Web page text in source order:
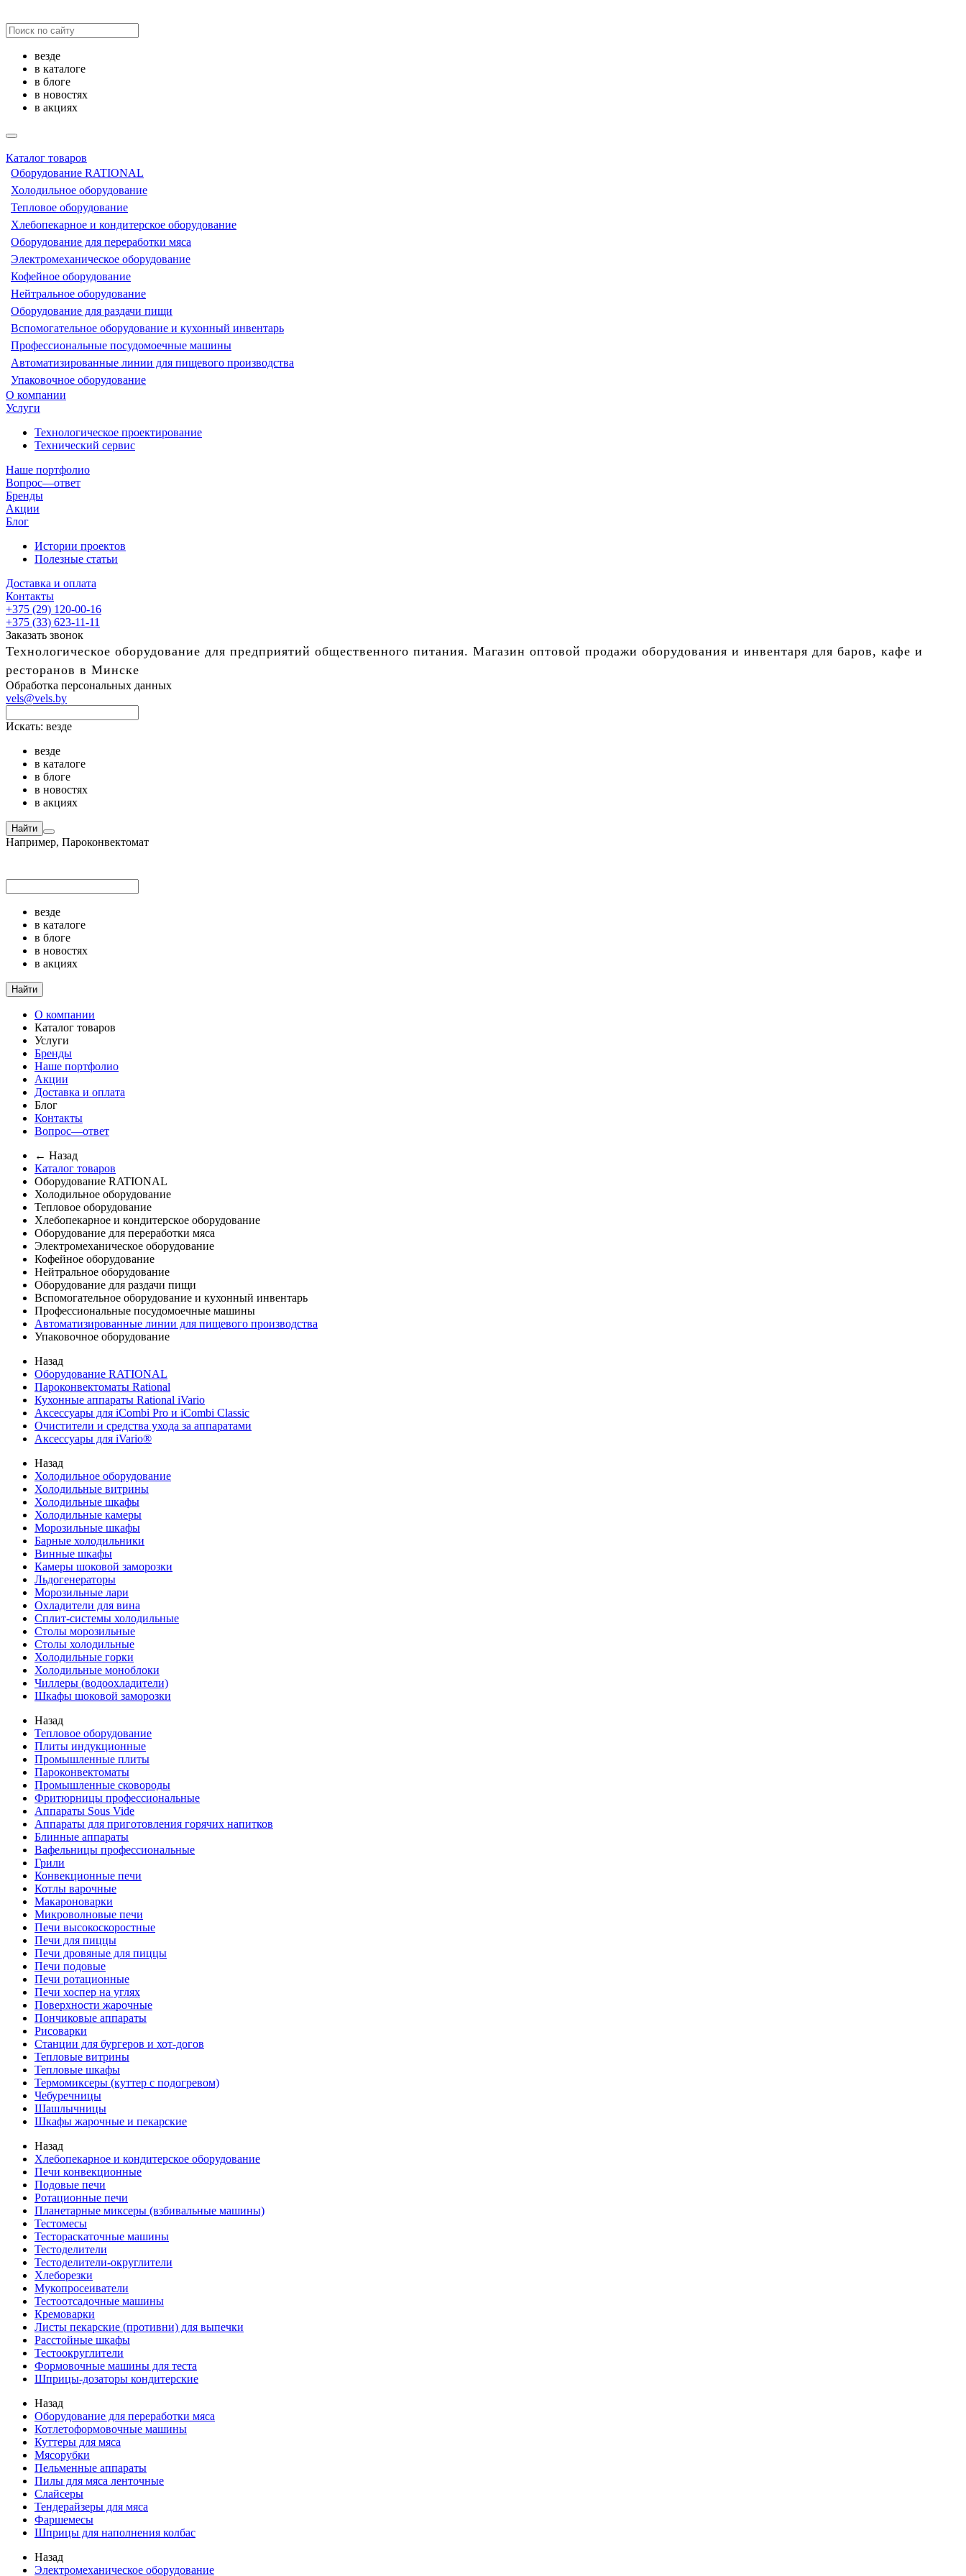
везде
в каталоге
в блоге
в новостях
в акциях
Каталог товаров
Оборудование RATIONAL
Холодильное оборудование
Тепловое оборудование
Хлебопекарное и кондитерское оборудование
Оборудование для переработки мяса
Электромеханическое оборудование
Кофейное оборудование
Нейтральное оборудование
Оборудование для раздачи пищи
Вспомогательное оборудование и кухонный инвентарь
Профессиональные посудомоечные машины
Автоматизированные линии для пищевого производства
Упаковочное оборудование
О компании
Услуги
Технологическое проектирование
Технический сервис
Наше портфолио
Вопрос—ответ
Бренды
Акции
Блог
Истории проектов
Полезные статьи
Доставка и оплата
Контакты
+375 (29) 120-00-16
+375 (33) 623-11-11
Заказать звонок
Технологическое оборудование для предприятий общественного питания. Магазин оптовой продажи оборудования и инвентаря для баров, кафе и
ресторанов в Минске
Обработка персональных данных
vels@vels.by
Искать: везде
везде
в каталоге
в блоге
в новостях
в акциях
Найти
Например, Пароконвектомат
везде
в каталоге
в блоге
в новостях
в акциях
Найти
О компании
Каталог товаров
Услуги
Бренды
Наше портфолио
Акции
Доставка и оплата
Блог
Контакты
Вопрос—ответ
← Назад
Каталог товаров
Оборудование RATIONAL
Холодильное оборудование
Тепловое оборудование
Хлебопекарное и кондитерское оборудование
Оборудование для переработки мяса
Электромеханическое оборудование
Кофейное оборудование
Нейтральное оборудование
Оборудование для раздачи пищи
Вспомогательное оборудование и кухонный инвентарь
Профессиональные посудомоечные машины
Автоматизированные линии для пищевого производства
Упаковочное оборудование
Назад
Оборудование RATIONAL
Пароконвектоматы Rational
Кухонные аппараты Rational iVario
Аксессуары для iCombi Pro и iCombi Classic
Очистители и средства ухода за аппаратами
Аксессуары для iVario®
Назад
Холодильное оборудование
Холодильные витрины
Холодильные шкафы
Холодильные камеры
Морозильные шкафы
Барные холодильники
Винные шкафы
Камеры шоковой заморозки
Льдогенераторы
Морозильные лари
Охладители для вина
Сплит-системы холодильные
Столы морозильные
Столы холодильные
Холодильные горки
Холодильные моноблоки
Чиллеры (водоохладители)
Шкафы шоковой заморозки
Назад
Тепловое оборудование
Плиты индукционные
Промышленные плиты
Пароконвектоматы
Промышленные сковороды
Фритюрницы профессиональные
Аппараты Sous Vide
Аппараты для приготовления горячих напитков
Блинные аппараты
Вафельницы профессиональные
Грили
Конвекционные печи
Котлы варочные
Макароноварки
Микроволновые печи
Печи высокоскоростные
Печи для пиццы
Печи дровяные для пиццы
Печи подовые
Печи ротационные
Печи хоспер на углях
Поверхности жарочные
Пончиковые аппараты
Рисоварки
Станции для бургеров и хот-догов
Тепловые витрины
Тепловые шкафы
Термомиксеры (куттер с подогревом)
Чебуречницы
Шашлычницы
Шкафы жарочные и пекарские
Назад
Хлебопекарное и кондитерское оборудование
Печи конвекционные
Подовые печи
Ротационные печи
Планетарные миксеры (взбивальные машины)
Тестомесы
Тестораскаточные машины
Тестоделители
Тестоделители-округлители
Хлеборезки
Мукопросеиватели
Тестоотсадочные машины
Кремоварки
Листы пекарские (противни) для выпечки
Расстойные шкафы
Тестоокруглители
Формовочные машины для теста
Шприцы-дозаторы кондитерские
Назад
Оборудование для переработки мяса
Котлетоформовочные машины
Куттеры для мяса
Мясорубки
Пельменные аппараты
Пилы для мяса ленточные
Слайсеры
Тендерайзеры для мяса
Фаршемесы
Шприцы для наполнения колбас
Назад
Электромеханическое оборудование